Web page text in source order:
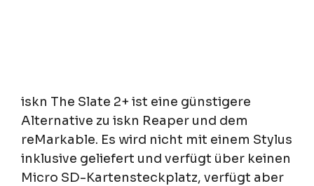
iskn The Slate 2+ ist eine günstigere
Alternative zu iskn Reaper und dem
reMarkable. Es wird nicht mit einem Stylus
inklusive geliefert und verfügt über keinen
Micro SD-Kartensteckplatz, verfügt aber